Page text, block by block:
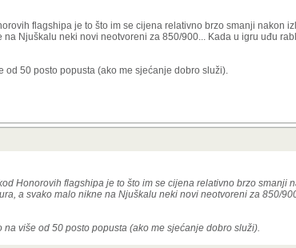
flagshipa je to što im se cijena relativno brzo smanji nakon
Njuškalu neki novi neotvoreni za 850/900... Kada u igru uđu
od 50 posto popusta (ako me sjećanje dobro služi).
Honorovih flagshipa je to što im se cijena relativno brzo smanji
a svako malo nikne na Njuškalu neki novi neotvoreni za 850/
više od 50 posto popusta (ako me sjećanje dobro služi).